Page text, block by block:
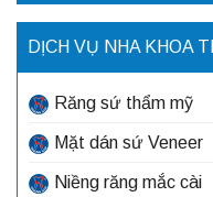
DỊCH VỤ NHA KHOA
Răng sứ thẩm mỹ
Mặt dán sứ Veneer
Niềng răng mắc cài